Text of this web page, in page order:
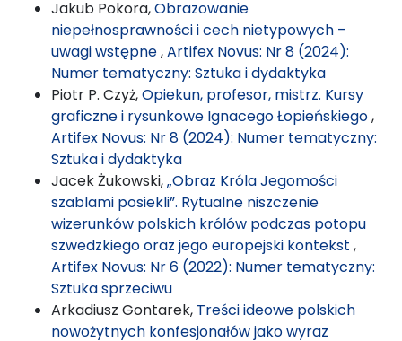
Jakub Pokora,Obrazowanie
niepełnosprawności i cech nietypowych –
uwagi wstępne,Artifex Novus: Nr 8 (2024):
Numer tematyczny: Sztuka i dydaktyka
Piotr P. Czyż,Opiekun, profesor, mistrz. Kursy
graficzne i rysunkowe Ignacego Łopieńskiego,
Artifex Novus: Nr 8 (2024): Numer tematyczny:
Sztuka i dydaktyka
Jacek Żukowski,„Obraz Króla Jegomości
szablami posiekli”. Rytualne niszczenie
wizerunków polskich królów podczas potopu
szwedzkiego oraz jego europejski kontekst ,
Artifex Novus: Nr 6 (2022): Numer tematyczny:
Sztuka sprzeciwu
Arkadiusz Gontarek, Treści ideowe polskich
nowożytnych konfesjonałów jako wyraz